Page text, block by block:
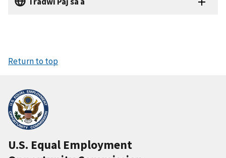
Return to top
U.S. Equal Employment